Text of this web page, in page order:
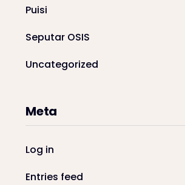
Puisi
Seputar OSIS
Uncategorized
Meta
Log in
Entries feed